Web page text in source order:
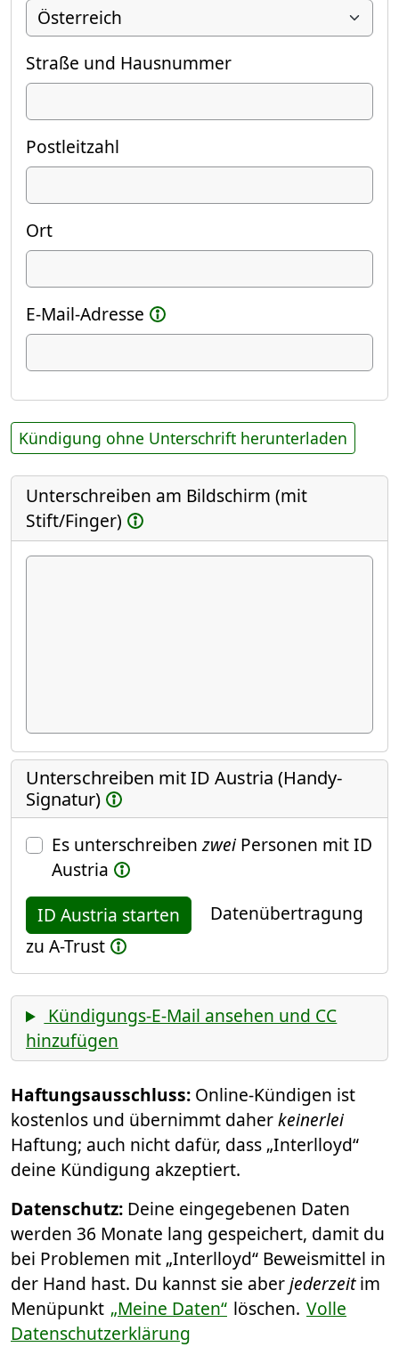
Straße und Hausnummer
Postleitzahl
Ort
E-Mail-Adresse
Kündigung ohne Unterschrift herunterladen
Unterschreiben am Bildschirm (mit
Stift/Finger)
Unterschreiben mit ID Austria (Handy-
Signatur)
Es unterschreibenzweiPersonen mit ID
Austria
ID Austria starten
Datenübertragung
zu A-Trust
Kündigungs-E-Mail ansehen und CC
hinzufügen
Haftungsausschluss: Online-Kündigen ist
kostenlos und übernimmt daherkeinerlei
Haftung; auch nicht dafür, dass „Interlloyd“
deine Kündigung akzeptiert.
Datenschutz: Deine eingegebenen Daten
werden 36 Monate lang gespeichert, damit du
bei Problemen mit „Interlloyd“ Beweismittel in
der Hand hast. Du kannst sie aberjederzeitim
Menüpunkt „Meine Daten“ löschen. Volle
Datenschutzerklärung